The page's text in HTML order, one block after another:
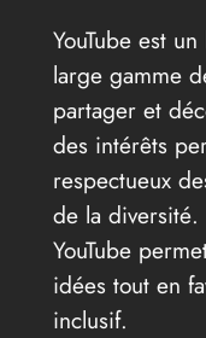
YouTube est
large gamme
partager et
des intérêts
respectueux
de la diversité.
YouTube
idées tout en
inclusif.